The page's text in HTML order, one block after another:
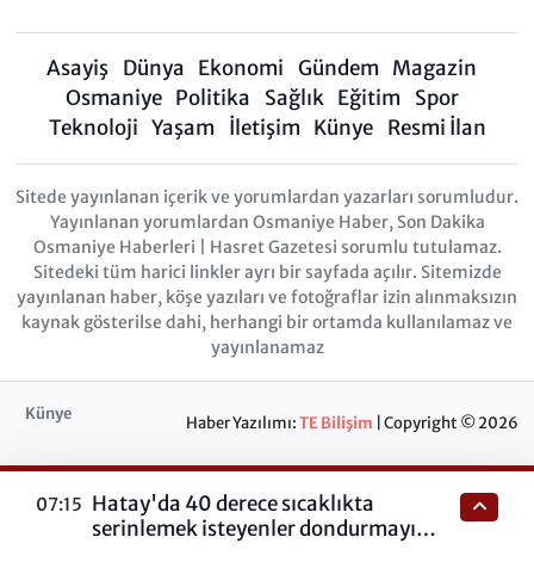
Asayiş Dünya Ekonomi Gündem Magazin
Osmaniye Politika Sağlık Eğitim
Spor
Teknoloji Yaşam İletişim Künye Resmi İlan
Sitede yayınlanan içerik ve yorumlardan yazarları sorumludur.
Yayınlanan yorumlardan Osmaniye Haber, Son Dakika
Osmaniye Haberleri | Hasret Gazetesi sorumlu tutulamaz.
Sitedeki tüm harici linkler ayrı bir sayfada açılır. Sitemizde
yayınlanan haber, köşe yazıları ve fotoğraflar izin alınmaksızın
kaynak gösterilse dahi, herhangi bir ortamda kullanılamaz ve
yayınlanamaz
Künye Haber Yazılımı:TE Bilişim | Copyright © 2026
07:15 Hatay'da 40 derece sıcaklıkta
serinlemek isteyenler dondurmayı